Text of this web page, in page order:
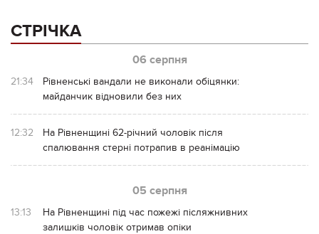
СТРІЧКА
06 серпня
21:34
Рівненські вандали не виконали обіцянки:
майданчик відновили без них
12:32
На Рівненщині 62-річний чоловік після
спалювання стерні потрапив в реанімацію
05 серпня
13:13
На Рівненщині під час пожежі післяжнивних
залишків чоловік отримав опіки